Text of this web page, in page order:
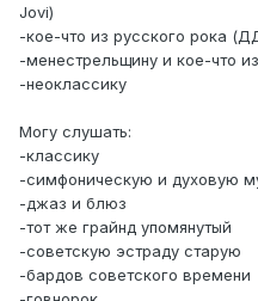
Jovi)
-кое-что из русского рока
-менестрельщину и кое-что
-неоклассику
Могу слушать:
-классику
-симфоническую и духовую
-джаз и блюз
-тот же грайнд упомянутый
-советскую эстраду старую
-бардов советского времени